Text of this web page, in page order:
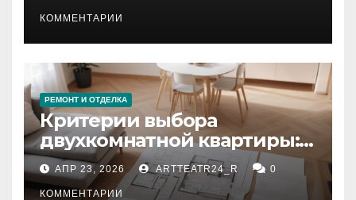
КОММЕНТАРИИ
РЕМОНТ И ОТДЕЛКА
Критерии выбора
двухкомнатной квартиры:
планировка, площадь,
состояние и документация
АПР 23, 2026 ARTTEATR24_R 0
КОММЕНТАРИИ